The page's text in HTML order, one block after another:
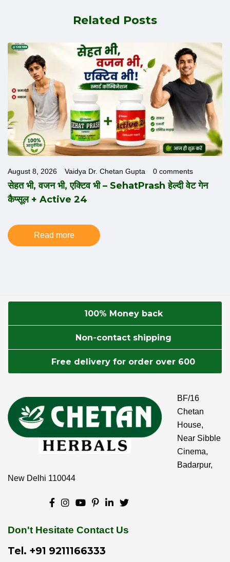
Related Posts
सेहत भी, वजन भी, एक्टिव भी – SehatPrash हेल्दी वेट गेन
कैप्सूल + Active 24
August 8, 2026 Vaidya Dr. Chetan Gupta 0 comments
Read more
100% Money back
Non-contact shipping
Free delivery for order over 600
BF/16
Chetan
House,
Near Sibble
Cinema,
Badarpur,
New Delhi 110044
Don't Hesitate Contact Us
Tel. +91 9211166333